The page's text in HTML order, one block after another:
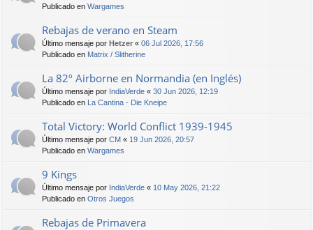
Publicado en Wargames
Rebajas de verano en Steam
Último mensaje por Hetzer « 06 Jul 2026, 17:56
Publicado en Matrix / Slitherine
La 82º Airborne en Normandia (en Inglés)
Último mensaje por IndiaVerde « 30 Jun 2026, 12:19
Publicado en La Cantina - Die Kneipe
Total Victory: World Conflict 1939-1945
Último mensaje por CM « 19 Jun 2026, 20:57
Publicado en Wargames
9 Kings
Último mensaje por IndiaVerde « 10 May 2026, 21:22
Publicado en Otros Juegos
Rebajas de Primavera